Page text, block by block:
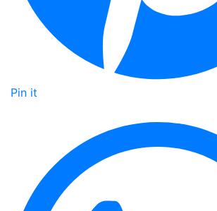
Pin it